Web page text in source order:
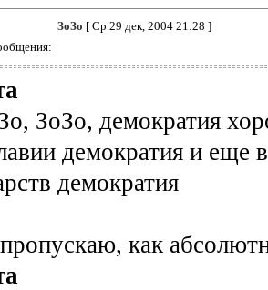
ЗоЗо [ Ср 29 дек, 2004 21:28 ]
ЗоЗо, демократия
демократия и еще
демократия
как